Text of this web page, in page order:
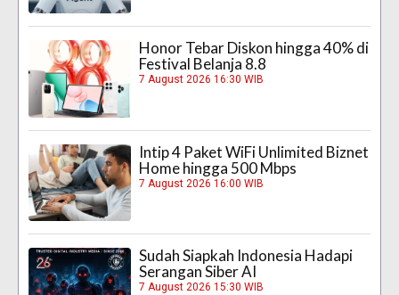
Honor Tebar Diskon hingga 40% di
Festival Belanja 8.8
7 August 2026 16:30 WIB
Intip 4 Paket WiFi Unlimited Biznet
Home hingga 500 Mbps
7 August 2026 16:00 WIB
Sudah Siapkah Indonesia Hadapi
Serangan Siber AI
7 August 2026 15:30 WIB